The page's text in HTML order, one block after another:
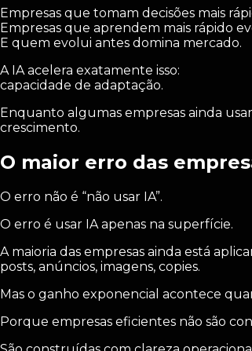
Empresas que tomam decisões mais
Empresas que aprendem mais rápido
E quem evolui antes domina mercado.
A IA acelera exatamente isso:
capacidade de adaptação.
Enquanto algumas empresas ainda
crescimento.
O maior erro das
O erro não é “não usar IA”.
O erro é usar IA apenas na superfície.
A maioria das empresas ainda está
posts, anúncios, imagens, copies.
Mas o ganho exponencial acontece
Porque empresas eficientes não são